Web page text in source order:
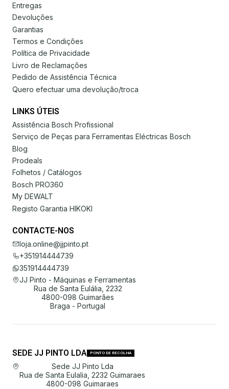
Entregas
Devoluções
Garantias
Termos e Condições
Política de Privacidade
Livro de Reclamações
Pedido de Assistência Técnica
Quero efectuar uma devolução/troca
LINKS ÚTEIS
Assistência Bosch Profissional
Serviço de Peças para Ferramentas Eléctricas Bosch
Blog
Prodeals
Folhetos / Catálogos
Bosch PRO360
My DEWALT
Registo Garantia HIKOKI
CONTACTE-NOS
loja.online@jjpinto.pt
+351914444739
351914444739
JJ Pinto - Máquinas e Ferramentas
Rua de Santa Eulália, 2232
4800-098 Guimarães
Braga - Portugal
SEDE JJ PINTO LDA PONTO DE RECOLHA
Sede JJ Pinto Lda
Rua de Santa Eulalia, 2232 Guimaraes
4800-098 Guimaraes